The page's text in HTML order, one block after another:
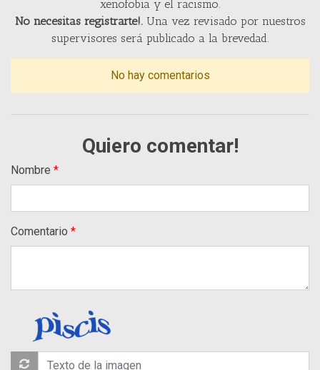
xenofobia y el racismo.
No necesitas registrarte!.Una vez revisado por nuestros
supervisores será publicado a la brevedad.
No hay comentarios
Quiero comentar!
Nombre
Comentario